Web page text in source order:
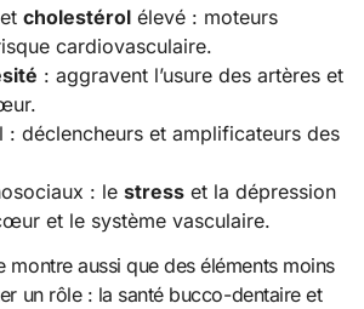
etcholestérol élevé : moteurs
cardiovasculaire.
: aggravent l’usure des artères et
: déclencheurs et amplificateurs des
: lestress et la dépression
et le système vasculaire.
montre aussi que des éléments moins
un rôle : la santé bucco-dentaire et